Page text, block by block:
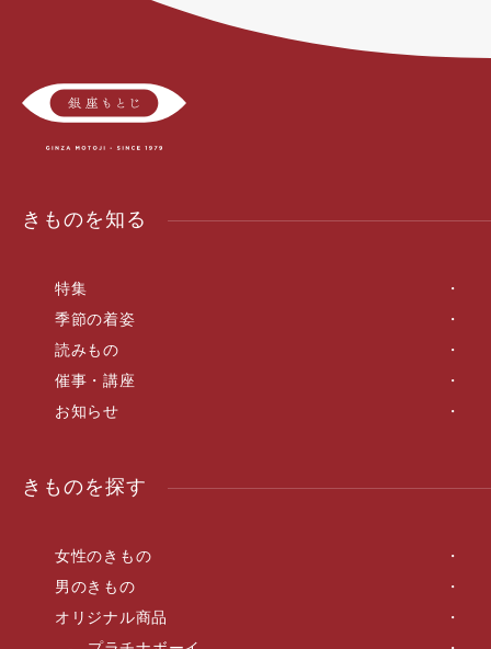
きものを知る
特集
季節の着姿
読みもの
催事・講座
お知らせ
きものを探す
女性のきもの
男のきもの
オリジナル商品